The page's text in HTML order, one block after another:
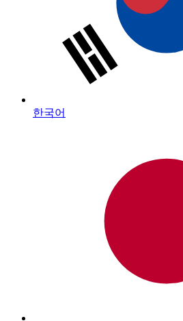
한국어